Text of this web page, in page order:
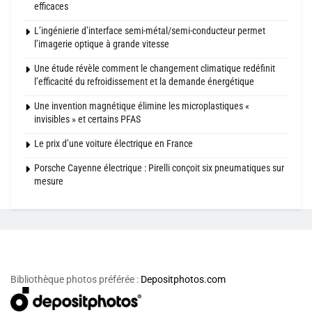
efficaces
L’ingénierie d’interface semi-métal/semi-conducteur permet
l’imagerie optique à grande vitesse
Une étude révèle comment le changement climatique redéfinit
l’efficacité du refroidissement et la demande énergétique
Une invention magnétique élimine les microplastiques «
invisibles » et certains PFAS
Le prix d’une voiture électrique en France
Porsche Cayenne électrique : Pirelli conçoit six pneumatiques sur
mesure
Bibliothèque photos préférée : Depositphotos.com